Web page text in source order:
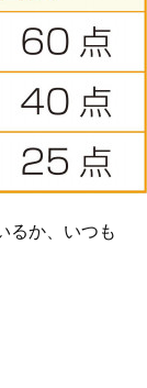
るか、いつも